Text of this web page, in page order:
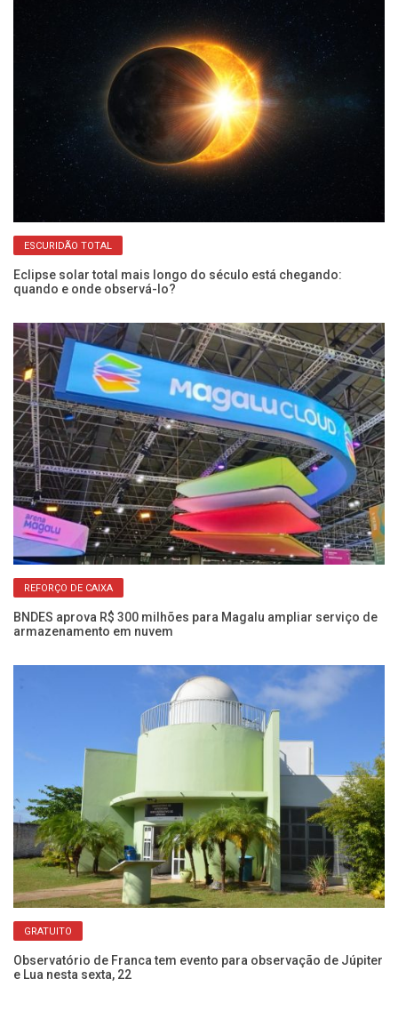
ESCURIDÃO TOTAL
Eclipse solar total mais longo do século está chegando:
quando e onde observá-lo?
REFORÇO DE CAIXA
BNDES aprova R$ 300 milhões para Magalu ampliar serviço de
armazenamento em nuvem
GRATUITO
Observatório de Franca tem evento para observação de Júpiter
e Lua nesta sexta, 22